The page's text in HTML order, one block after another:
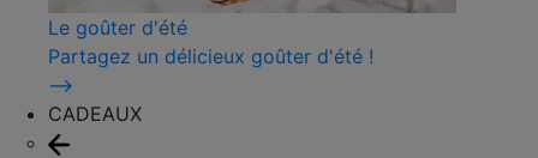
Le goûter d'été
Partagez un délicieux goûter d'été !
⟶
CADEAUX